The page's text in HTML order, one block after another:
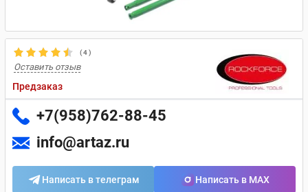
(4)
Оставить отзыв
Предзаказ
+7(958)762-88-45
info@artaz.ru
Написать в телеграм Написать в MAX